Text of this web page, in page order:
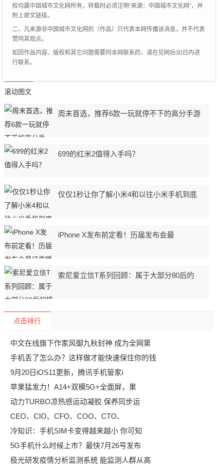
权均属中国城市文化网所有，转载时必须注明“来源：中国城市文化网”，并
附上原文链接。
二、凡来源非中国城市文化网的（作品）只代表本网传播该消息，并不代表
赞同其观点。
如因作品内容、版权和其它问题需要同本网联系的，请在见网后30日内进
行联系。
滚动图文
周末首选，推荐6款一玩就停不下的高分手游
699的红米2值得入手吗？
仅仅1秒让你了解小米4和以往小米手机到底
iPhone X发布前定看！历届发布会最
索尼爱立信T系列回顾：属于大部分80后的
点击排行
中文在线旗下作家风御九秋封神 成为全网第
手机丢了怎么办？这样做才能快速保住你的钱
9月20日iOS11更新，腾讯手机管家i
苹果猛发力！A14+双模5G+全面屏，果
动力TURBO凉热感运动凝胶 保养同步运
CEO、CIO、CFO、COO、CTO、
冷知识：手机SIM卡变得越来越小 你可知
5G手机什么时候上市？最快7月26号发布
极光研发疫情分析监测系统 能监测人群从高